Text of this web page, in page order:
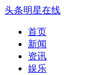
头条明星在线
首页
新闻
资讯
娱乐